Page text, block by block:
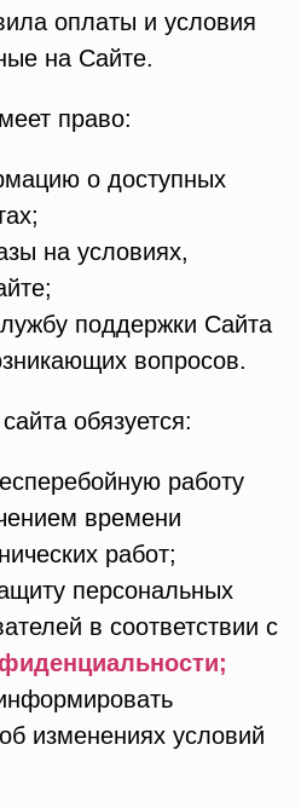
оплаты и условия
на Сайте.
право:
о доступных
на условиях,
поддержки Сайта
вопросов.
обязуется:
работу
времени
работ;
персональных
в соответствии с
изменениях условий